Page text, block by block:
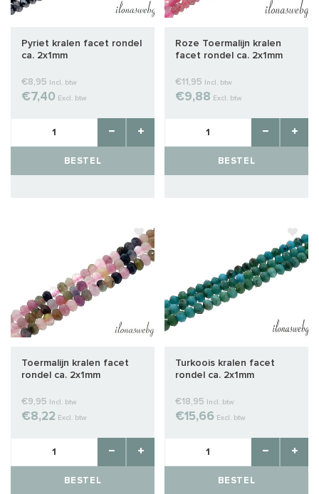
Pyriet kralen facet rondel
ca. 2x1mm
€8,95 Incl. btw
€7,40 Excl. btw
BESTEL
Roze Toermalijn kralen
facet rondel ca. 2x1mm
€11,95 Incl. btw
€9,88 Excl. btw
BESTEL
Toermalijn kralen facet
rondel ca. 2x1mm
€9,95 Incl. btw
€8,22 Excl. btw
BESTEL
Turkoois kralen facet
rondel ca. 2x1mm
€18,95 Incl. btw
€15,66 Excl. btw
BESTEL